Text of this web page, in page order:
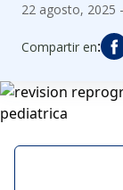
22 agosto, 2025
Compartir en: